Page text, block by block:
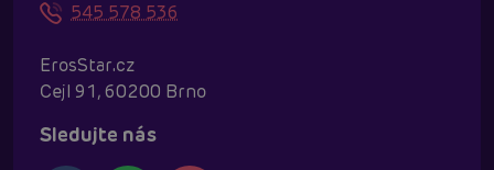
545 578 536
ErosStar.cz
Cejl 91, 60200 Brno
Sledujte nás